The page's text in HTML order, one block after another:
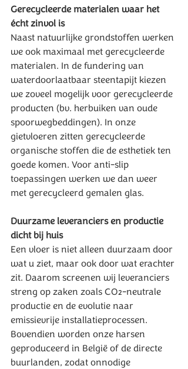
Gerecycleerde materialen waar het
écht zinvol is
Naast natuurlijke grondstoffen werken
we ook maximaal met gerecycleerde
materialen. In de fundering van
waterdoorlaatbaar steentapijt kiezen
we zoveel mogelijk voor gerecycleerde
producten (bv. herbuiken van oude
spoorwegbeddingen). In onze
gietvloeren zitten gerecycleerde
organische stoffen die de esthetiek ten
goede komen. Voor anti-slip
toepassingen werken we dan weer
met gerecycleerd gemalen glas.
Duurzame leveranciers en productie
dicht bij huis
Een vloer is niet alleen duurzaam door
wat u ziet, maar ook door wat erachter
zit. Daarom screenen wij leveranciers
streng op zaken zoals CO₂-neutrale
productie en de evolutie naar
emissievrije installatieprocessen.
Bovendien worden onze harsen
geproduceerd in België of de directe
buurlanden, zodat onnodige